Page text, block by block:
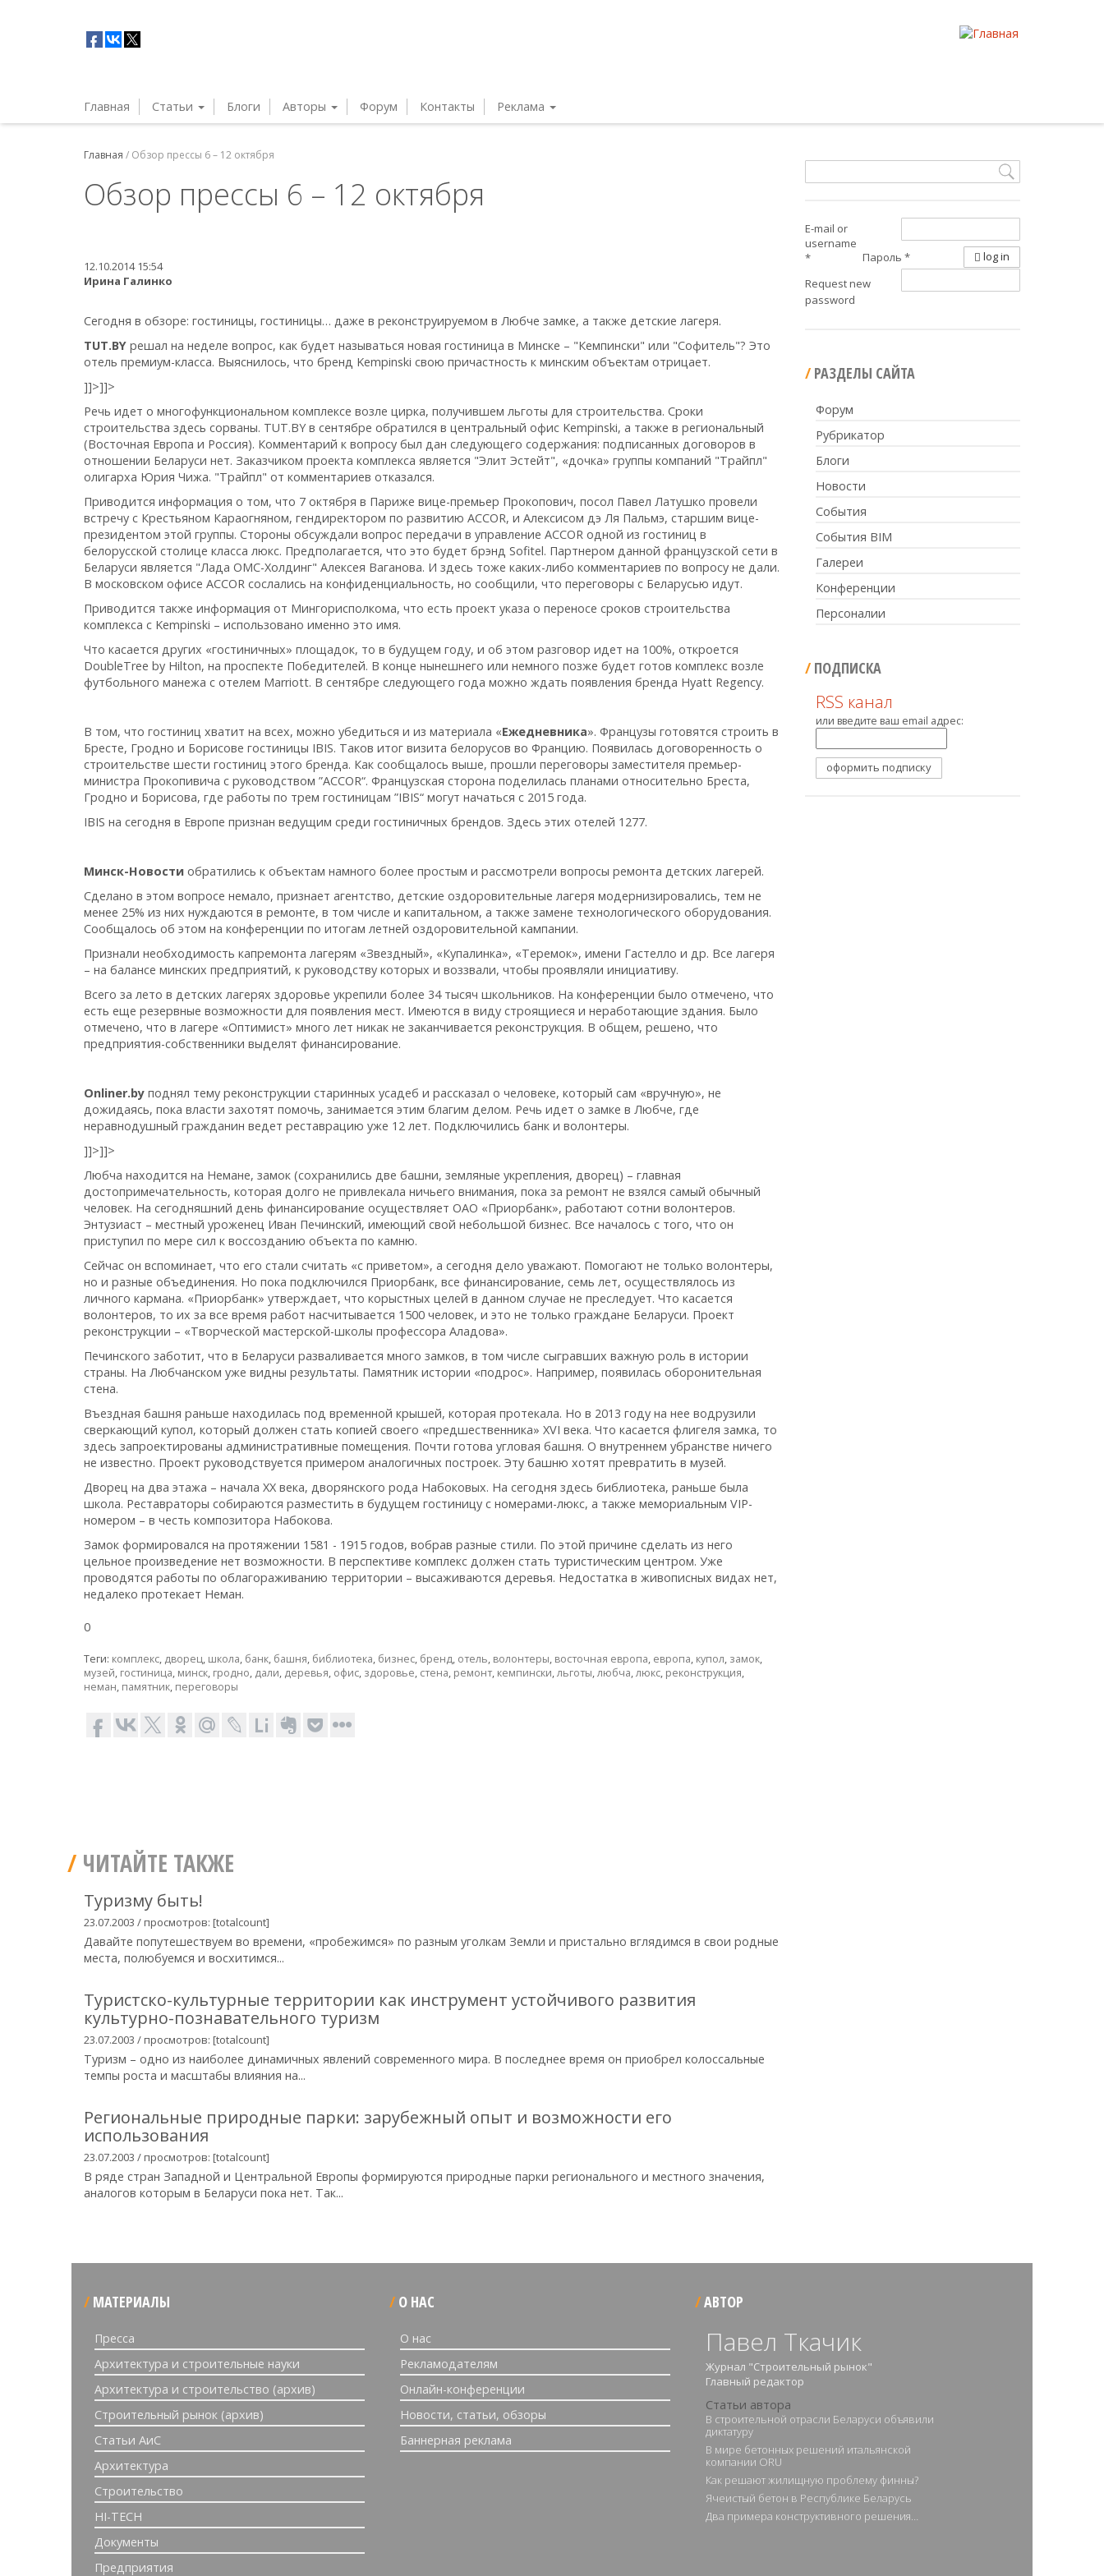
Главная Статьи Блоги Авторы Форум Контакты Реклама
Главная / Обзор прессы 6 – 12 октября
Обзор прессы 6 – 12 октября
12.10.2014 15:54
Ирина Галинко
Сегодня в обзоре: гостиницы, гостиницы… даже в реконструируемом в Любче замке, а также детские лагеря.
TUT.BY решал на неделе вопрос, как будет называться новая гостиница в Минске – "Кемпински" или "Софитель"? Это
отель премиум-класса. Выяснилось, что бренд Kempinski свою причастность к минским объектам отрицает.
]]>]]>
Речь идет о многофункциональном комплексе возле цирка, получившем льготы для строительства. Сроки
строительства здесь сорваны. TUT.BY в сентябре обратился в центральный офис Kempinski, а также в региональный
(Восточная Европа и Россия). Комментарий к вопросу был дан следующего содержания: подписанных договоров в
отношении Беларуси нет. Заказчиком проекта комплекса является "Элит Эстейт", «дочка» группы компаний "Трайпл"
олигарха Юрия Чижа. "Трайпл" от комментариев отказался.
Приводится информация о том, что 7 октября в Париже вице-премьер Прокопович, посол Павел Латушко провели
встречу с Крестьяном Караогняном, гендиректором по развитию ACCOR, и Алексисом дэ Ля Пальмэ, старшим вице-
президентом этой группы. Стороны обсуждали вопрос передачи в управление ACCOR одной из гостиниц в
белорусской столице класса люкс. Предполагается, что это будет брэнд Sofitel. Партнером данной французской сети в
Беларуси является "Лада ОМС-Холдинг" Алексея Ваганова. И здесь тоже каких-либо комментариев по вопросу не дали.
В московском офисе ACCOR сослались на конфиденциальность, но сообщили, что переговоры с Беларусью идут.
Приводится также информация от Мингорисполкома, что есть проект указа о переносе сроков строительства
комплекса с Kempinski – использовано именно это имя.
Что касается других «гостиничных» площадок, то в будущем году, и об этом разговор идет на 100%, откроется
DoubleTree by Hilton, на проспекте Победителей. В конце нынешнего или немного позже будет готов комплекс возле
футбольного манежа с отелем Marriott. В сентябре следующего года можно ждать появления бренда Hyatt Regency.
В том, что гостиниц хватит на всех, можно убедиться и из материала «Ежедневника». Французы готовятся строить в
Бресте, Гродно и Борисове гостиницы IBIS. Таков итог визита белорусов во Францию. Появилась договоренность о
строительстве шести гостиниц этого бренда. Как сообщалось выше, прошли переговоры заместителя премьер-
министра Прокопивича с руководством ”ACCOR“. Французская сторона поделилась планами относительно Бреста,
Гродно и Борисова, где работы по трем гостиницам ”IBIS“ могут начаться с 2015 года.
IBIS на сегодня в Европе признан ведущим среди гостиничных брендов. Здесь этих отелей 1277.
Минск-Новости обратились к объектам намного более простым и рассмотрели вопросы ремонта детских лагерей.
Сделано в этом вопросе немало, признает агентство, детские оздоровительные лагеря модернизировались, тем не
менее 25% из них нуждаются в ремонте, в том числе и капитальном, а также замене технологического оборудования.
Сообщалось об этом на конференции по итогам летней оздоровительной кампании.
Признали необходимость капремонта лагерям «Звездный», «Купалинка», «Теремок», имени Гастелло и др. Все лагеря
– на балансе минских предприятий, к руководству которых и воззвали, чтобы проявляли инициативу.
Всего за лето в детских лагерях здоровье укрепили более 34 тысяч школьников. На конференции было отмечено, что
есть еще резервные возможности для появления мест. Имеются в виду строящиеся и неработающие здания. Было
отмечено, что в лагере «Оптимист» много лет никак не заканчивается реконструкция. В общем, решено, что
предприятия-собственники выделят финансирование.
Оnliner.by поднял тему реконструкции старинных усадеб и рассказал о человеке, который сам «вручную», не
дожидаясь, пока власти захотят помочь, занимается этим благим делом. Речь идет о замке в Любче, где
неравнодушный гражданин ведет реставрацию уже 12 лет. Подключились банк и волонтеры.
]]>]]>
Любча находится на Немане, замок (сохранились две башни, земляные укрепления, дворец) – главная
достопримечательность, которая долго не привлекала ничьего внимания, пока за ремонт не взялся самый обычный
человек. На сегодняшний день финансирование осуществляет ОАО «Приорбанк», работают сотни волонтеров.
Энтузиаст – местный уроженец Иван Печинский, имеющий свой небольшой бизнес. Все началось с того, что он
приступил по мере сил к воссозданию объекта по камню.
Сейчас он вспоминает, что его стали считать «с приветом», а сегодня дело уважают. Помогают не только волонтеры,
но и разные объединения. Но пока подключился Приорбанк, все финансирование, семь лет, осуществлялось из
личного кармана. «Приорбанк» утверждает, что корыстных целей в данном случае не преследует. Что касается
волонтеров, то их за все время работ насчитывается 1500 человек, и это не только граждане Беларуси. Проект
реконструкции – «Творческой мастерской-школы профессора Аладова».
Печинского заботит, что в Беларуси разваливается много замков, в том числе сыгравших важную роль в истории
страны. На Любчанском уже видны результаты. Памятник истории «подрос». Например, появилась оборонительная
стена.
Въездная башня раньше находилась под временной крышей, которая протекала. Но в 2013 году на нее водрузили
сверкающий купол, который должен стать копией своего «предшественника» XVI века. Что касается флигеля замка, то
здесь запроектированы административные помещения. Почти готова угловая башня. О внутреннем убранстве ничего
не известно. Проект руководствуется примером аналогичных построек. Эту башню хотят превратить в музей.
Дворец на два этажа – начала XX века, дворянского рода Набоковых. На сегодня здесь библиотека, раньше была
школа. Реставраторы собираются разместить в будущем гостиницу с номерами-люкс, а также мемориальным VIP-
номером – в честь композитора Набокова.
Замок формировался на протяжении 1581 - 1915 годов, вобрав разные стили. По этой причине сделать из него
цельное произведение нет возможности. В перспективе комплекс должен стать туристическим центром. Уже
проводятся работы по облагораживанию территории – высаживаются деревья. Недостатка в живописных видах нет,
недалеко протекает Неман.
0
Теги: комплекс, дворец, школа, банк, башня, библиотека, бизнес, бренд, отель, волонтеры, восточная европа, европа, купол, замок,
музей, гостиница, минск, гродно, дали, деревья, офис, здоровье, стена, ремонт, кемпински,льготы,любча,люкс, реконструкция,
неман, памятник, переговоры
ЧИТАЙТЕ ТАКЖЕ
Туризму быть!
23.07.2003 / просмотров: [totalcount]
Давайте попутешествуем во времени, «пробежимся» по разным уголкам Земли и пристально вглядимся в свои родные
места, полюбуемся и восхитимся...
Туристско-культурные территории как инструмент устойчивого развития
культурно-познавательного туризм
23.07.2003 / просмотров: [totalcount]
Туризм – одно из наиболее динамичных явлений современного мира. В последнее время он приобрел колоссальные
темпы роста и масштабы влияния на...
Региональные природные парки: зарубежный опыт и возможности его
использования
23.07.2003 / просмотров: [totalcount]
В ряде стран Западной и Центральной Европы формируются природные парки регионального и местного значения,
аналогов которым в Беларуси пока нет. Так...
E-mail or
username
*
Пароль *
Request new
password
log in
РАЗДЕЛЫ САЙТА
Форум
Рубрикатор
Блоги
Новости
События
События BIM
Галереи
Конференции
Персоналии
ПОДПИСКА
RSS канал
или введите ваш email адрес:
МАТЕРИАЛЫ
Пресса
Архитектура и строительные науки
Архитектура и строительство (архив)
Строительный рынок (архив)
Статьи АиС
Архитектура
Строительство
HI-TECH
Документы
Предприятия
О НАС
О нас
Рекламодателям
Онлайн-конференции
Новости, статьи, обзоры
Баннерная реклама
АВТОР
Павел Ткачик
Журнал "Строительный рынок"
Главный редактор
Статьи автора
В строительной отрасли Беларуси объявили
диктатуру
В мире бетонных решений итальянской
компании ОRU
Как решают жилищную проблему финны?
Ячеистый бетон в Республике Беларусь
Два примера конструктивного решения…